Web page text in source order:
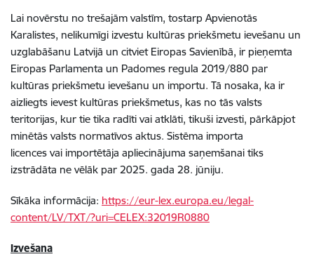
Lai novērstu no trešajām valstīm, tostarp Apvienotās
Karalistes, nelikumīgi izvestu kultūras priekšmetu ievešanu un
uzglabāšanu Latvijā un citviet Eiropas Savienībā, ir pieņemta
Eiropas Parlamenta un Padomes regula 2019/880 par
kultūras priekšmetu ievešanu un importu. Tā nosaka, ka ir
aizliegts ievest kultūras priekšmetus, kas no tās valsts
teritorijas, kur tie tika radīti vai atklāti, tikuši izvesti, pārkāpjot
minētās valsts normatīvos aktus. Sistēma importa
licences vai importētāja apliecinājuma saņemšanai tiks
izstrādāta ne vēlāk par 2025. gada 28. jūniju.
Sīkāka informācija: https://eur-lex.europa.eu/legal-
content/LV/TXT/?uri=CELEX:32019R0880
Izvešana